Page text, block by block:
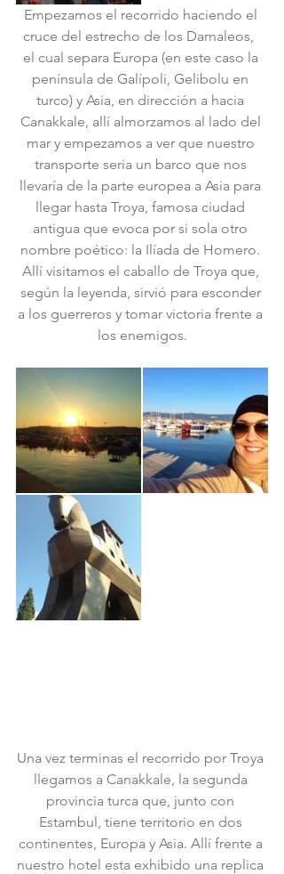
Empezamos el recorrido haciendo el
cruce del estrecho de los Darnaleos,
el cual separa Europa (en este caso la
península de Galípoli, Gelibolu en
turco) y Asia, en dirección a hacia
Canakkale, allí almorzamos al lado del
mar y empezamos a ver que nuestro
transporte seria un barco que nos
llevaría de la parte europea a Asia para
llegar hasta Troya, famosa ciudad
antigua que evoca por si sola otro
nombre poético: la Ilíada de Homero.
Allí visitamos el caballo de Troya que,
según la leyenda, sirvió para esconder
a los guerreros y tomar victoria frente a
los enemigos.
Una vez terminas el recorrido por Troya
llegamos a Canakkale, la segunda
provincia turca que, junto con
Estambul, tiene territorio en dos
continentes, Europa y Asia. Allí frente a
nuestro hotel esta exhibido una replica